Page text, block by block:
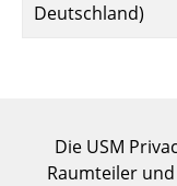
Wandregale
Deutschland)
Die USM
Raumteiler